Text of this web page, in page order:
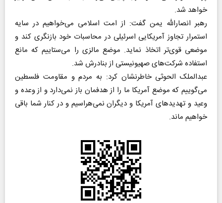
خواهد شد.
رهبر انصارالله یمن گفت: از امت اسلامی می‌خواهیم در سایه
استمرار تجاوز آمریکایی اسرئیلی در محاسبات خود بازنگری کند و
موضعی قوی‌تر اتخاذ نماید. موضع مالزی را می‌ستاییم که مانع
استفاده شرکت‌های صهیونیستی از بنادرش شد.
عبدالملک الحوثی خاطرنشان کرد: به مردم و مقاومت فلسطین
می‌گوییم که موضع آمریکا ما را از هدفمان باز نمی‌دارد و از وعده و
وعید و تهدید‌های آمریکا و دیگران نمی‌هراسیم و در کنار شما باقی
خواهیم ماند.